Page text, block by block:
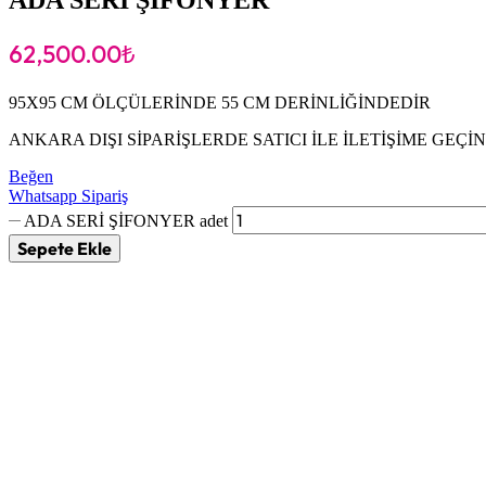
62,500.00₺
95X95 CM ÖLÇÜLERİNDE 55 CM DERİNLİĞİNDEDİR
ANKARA DIŞI SİPARİŞLERDE SATICI İLE İLETİŞİME
Beğen
Whatsapp Sipariş
ADA SERİ ŞİFONYER adet
Sepete Ekle